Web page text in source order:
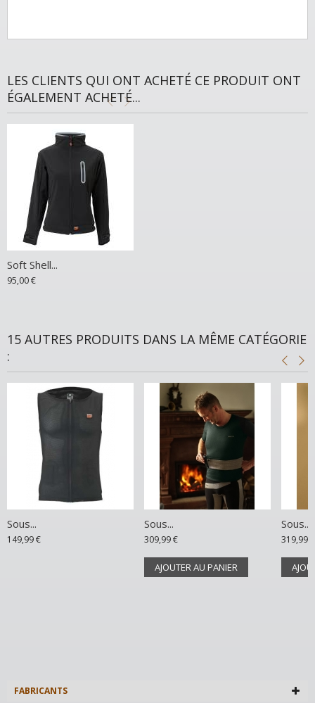
LES CLIENTS QUI ONT ACHETÉ CE PRODUIT ONT
ÉGALEMENT ACHETÉ...
Soft Shell...
95,00 €
15 AUTRES PRODUITS DANS LA MÊME CATÉGORIE
:
Sous...
149,99 €
Sous...
309,99 €
AJOUTER AU PANIER
Sous...
319,99 €
FABRICANTS